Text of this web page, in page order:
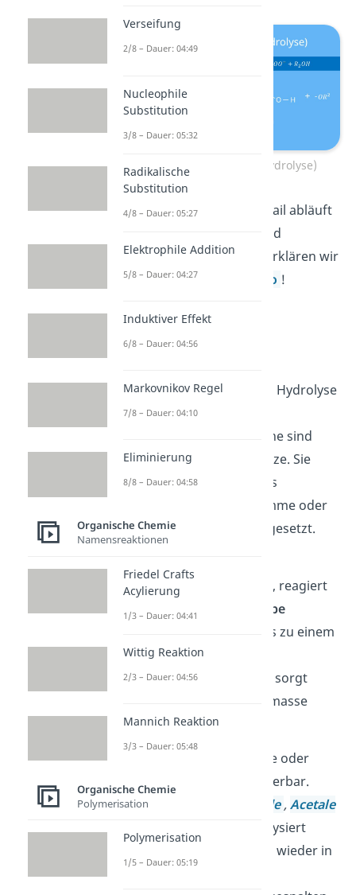
Verseifung (alkalische Hydrolyse)
Wie die Verseifung im Detail abläuft
und wie dadurch Kern- und
Schmierseife entstehen, erklären wir
dir in unserem extra
Video !
Polyurethan
Ein weiteres Beispiel einer Hydrolyse
ist die Schaumbildung bei
. Polyurethane sind
Kunststoffe und Kunstharze. Sie
werden unter anderem als
Schaumstoffe für Schwämme oder
zur Wärmedämmung eingesetzt.
Reaktionsmischung hinzu, reagiert
es mit derIsocyanatgruppe
(N=C=O) des Polyurethans zu einem
Amin. Dabei spaltet sich
Kohlenstoffdioxid ab. Das sorgt
dafür, dass die Reaktionsmasse
aufschäumt.
Aber nicht nur Kunststoffe oder
Kunstharze sind hydrolysierbar.
Auch verschiedene
Peptide,Acetale
können hydrolysiert
werden. Dabei werden sie wieder in
Verseifung
2/8 – Dauer: 04:49
Nucleophile
Substitution
3/8 – Dauer: 05:32
Radikalische
Substitution
4/8 – Dauer: 05:27
Elektrophile Addition
5/8 – Dauer: 04:27
Induktiver Effekt
6/8 – Dauer: 04:56
Markovnikov Regel
7/8 – Dauer: 04:10
Eliminierung
8/8 – Dauer: 04:58
Organische Chemie
Namensreaktionen
Friedel Crafts
Acylierung
1/3 – Dauer: 04:41
Wittig Reaktion
2/3 – Dauer: 04:56
Mannich Reaktion
3/3 – Dauer: 05:48
Organische Chemie
Polymerisation
Polymerisation
1/5 – Dauer: 05:19